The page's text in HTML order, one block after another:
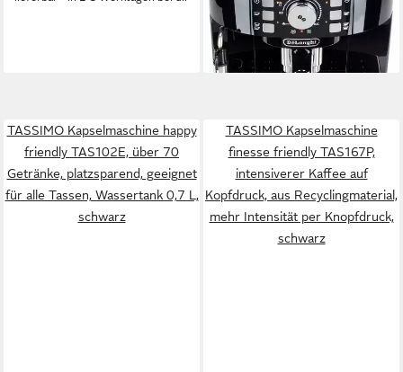
14,85 €mtl. in 24 Raten
-60%
lieferbar - in 2-3 Werktagen bei dir
TASSIMO Kapselmaschine happy
friendly TAS102E, über 70
Getränke, platzsparend, geeignet
für alle Tassen, Wassertank 0,7 L,
schwarz
TASSIMO Kapselmaschine
finesse friendly TAS167P,
intensiverer Kaffee auf
Kopfdruck, aus Recyclingmaterial,
mehr Intensität per Knopfdruck,
schwarz